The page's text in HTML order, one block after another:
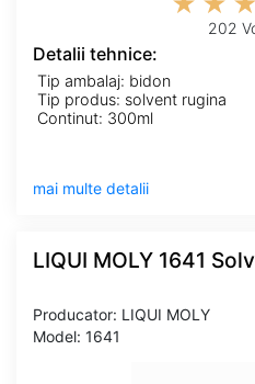
202
Detalii tehnice:
Tip ambalaj: bidon
Tip produs: solvent rugina
Continut: 300ml
mai multe detalii
LIQUI MOLY 1641
Producator: LIQUI MOLY
Model: 1641